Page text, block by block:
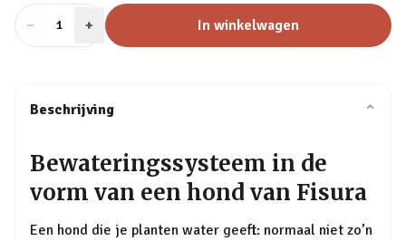
− Aantal
1 + In winkelwagen
Beschrijving ⌄
Bewateringssysteem in de
vorm van een hond van Fisura
Een hond die je planten water geeft: normaal niet zo’n